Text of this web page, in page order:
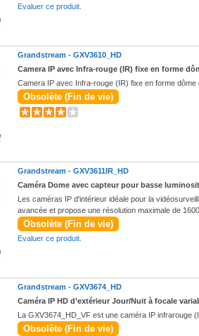
Evaluer ce produit.
Grandstream - GXV3610_HD
Camera IP avec Infra-rouge (IR) fixe en forme
Camera IP avec Infra-rouge (IR) fixe en forme dôme
Obsolète (Fin de vie)
Grandstream - GXV3611IR_HD
Caméra Dome avec capteur pour basse
Les caméras IP d'intérieur idéale pour la
avancée et propose une résolution maximale de
Obsolète (Fin de vie)
Evaluer ce produit.
Grandstream - GXV3674_HD
Caméra IP HD d’extérieur Jour/Nuit à focale
La GXV3674_HD_VF est une caméra IP infrarouge
Obsolète (Fin de vie)